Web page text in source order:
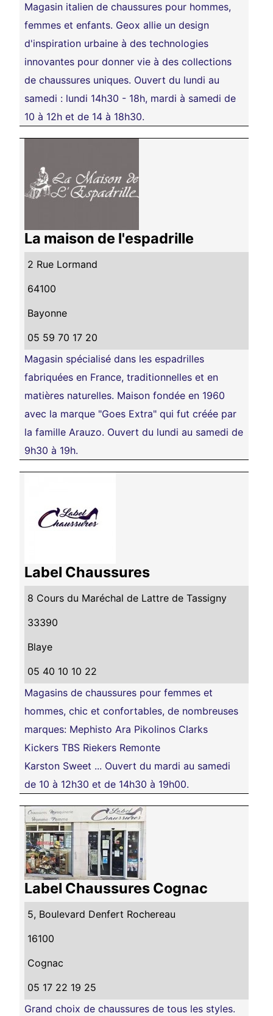
Magasin italien de chaussures pour hommes,
femmes et enfants. Geox allie un design
d'inspiration urbaine à des technologies
innovantes pour donner vie à des collections
de chaussures uniques. Ouvert du lundi au
samedi : lundi 14h30 - 18h, mardi à samedi de
10 à 12h et de 14 à 18h30.
La maison de l'espadrille
2 Rue Lormand
64100
Bayonne
05 59 70 17 20
Magasin spécialisé dans les espadrilles
fabriquées en France, traditionnelles et en
matières naturelles. Maison fondée en 1960
avec la marque "Goes Extra" qui fut créée par
la famille Arauzo. Ouvert du lundi au samedi de
9h30 à 19h.
Label Chaussures
8 Cours du Maréchal de Lattre de Tassigny
33390
Blaye
05 40 10 10 22
Magasins de chaussures pour femmes et
hommes, chic et confortables, de nombreuses
marques: Mephisto Ara Pikolinos Clarks
Kickers TBS Riekers Remonte
Karston Sweet ... Ouvert du mardi au samedi
de 10 à 12h30 et de 14h30 à 19h00.
Label Chaussures Cognac
5, Boulevard Denfert Rochereau
16100
Cognac
05 17 22 19 25
Grand choix de chaussures de tous les styles.